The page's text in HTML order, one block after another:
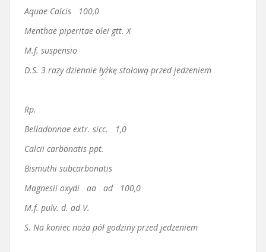
Aquae Calcis 100,0
Menthae piperitae olei gtt. X
M.f. suspensio
D.S. 3 razy dziennie łyżkę stołową przed jedzeniem
Rp.
Belladonnae extr. sicc. 1,0
Calcii carbonatis ppt.
Bismuthi subcarbonatis
Magnesii oxydi aa ad 100,0
M.f. pulv. d. ad V.
S. Na koniec noża pół godziny przed jedzeniem